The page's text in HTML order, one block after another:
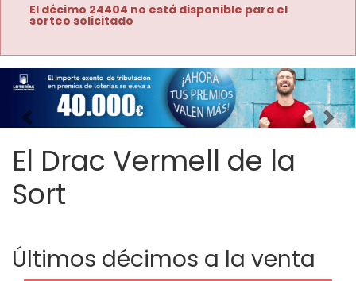
El décimo 24404 no está disponible para el
sorteo solicitado
Imagen anterior
El Drac Vermell de la
Sort
Últimos décimos a la venta